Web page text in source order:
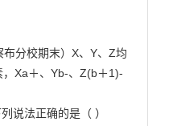
分校期末）X、Y、Z均
Xa＋、Yb-、Z(b＋1)-
说法正确的是（ ）